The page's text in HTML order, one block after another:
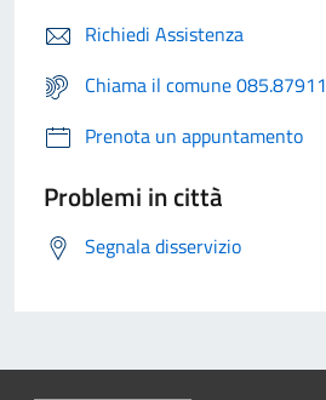
Richiedi Assistenza
Chiama il comune 085.87911
Prenota un appuntamento
Problemi in città
Segnala disservizio